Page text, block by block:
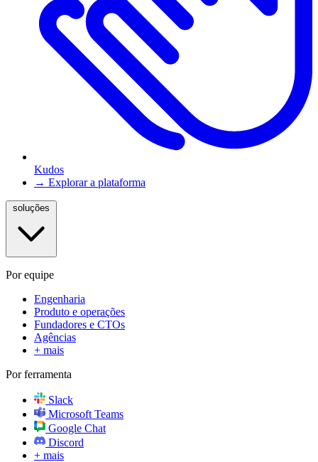
Kudos
→ Explorar a plataforma
Por equipe
Engenharia
Produto e operações
Fundadores e CTOs
Agências
+ mais
Por ferramenta
Slack
Microsoft Teams
Google Chat
Discord
+ mais